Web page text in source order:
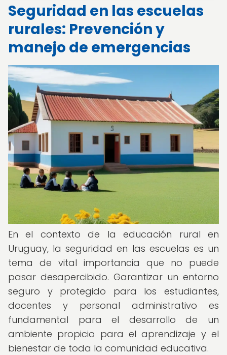
Seguridad en las escuelas
rurales: Prevención y
manejo de emergencias
En el contexto de la educación rural en
Uruguay, la seguridad en las escuelas es un
tema de vital importancia que no puede
pasar desapercibido. Garantizar un entorno
seguro y protegido para los estudiantes,
docentes y personal administrativo es
fundamental para el desarrollo de un
ambiente propicio para el aprendizaje y el
bienestar de toda la comunidad educativa.